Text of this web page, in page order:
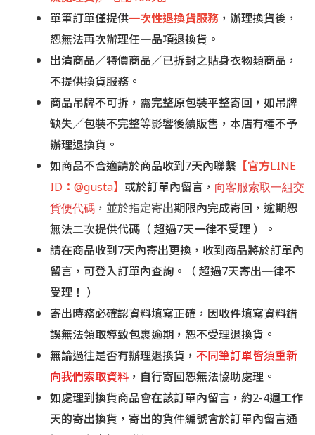
單筆訂單僅提供一次性退換貨服務 ，辦理換貨後，
恕無法再次辦理任一品項退換貨。
出清商品／特價商品／已拆封之貼身衣物類商品，
不提供換貨服務。
商品吊牌不可拆，需完整原包裝平整寄回，如吊牌
缺失／包裝不完整等影響後續販售，本店有權不予
辦理退換貨。
如商品不合適請於商品收到7天內聯繫 【官方LINE
ID：@gusta】 或於訂單內留言， 向客服索取一組交
貨便代碼 ，並於指定寄出期限內完成寄回，逾期恕
無法二次提供代碼（ 超過7天一律不受理 ）。
請在商品收到7天內寄出更換，收到商品將於訂單內
留言，可登入訂單內查詢。
（ 超過7天寄出一律不
受理！ ）
寄出時務必確認資料填寫正確，因收件填寫資料錯
誤無法領取導致包裹逾期，恕不受理退換貨。
無論過往是否有辦理退換貨， 不同筆訂單皆須重新
向我們索取資料 ，自行寄回恕無法協助處理。
如處理到換貨商品會在該訂單內留言，約2-4週工作
天的寄出換貨，寄出的貨件編號會於訂單內留言通